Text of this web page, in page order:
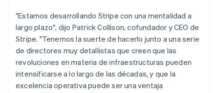
Atlas
Constitución de una startup
Climate
Eliminación de dióxido de carbono
Identity
Verificación de identidad en línea
Ecosistema
Socios
Stripe App Marketplace
"Estamos desarrollando Stripe con una mentalidad a
largo plazo", dijo Patrick Collison, cofundador y CEO de
Stripe. "Tenemos la suerte de hacerlo junto a una serie
de directores muy detallistas que creen que las
revoluciones en materia de infraestructuras pueden
intensificarse a lo largo de las décadas, y que la
excelencia operativa puede ser una ventaja
EspañolEnglish
Noruega
English
Nueva Zelandia
English
Países Bajos
Nederlands English
Polonia